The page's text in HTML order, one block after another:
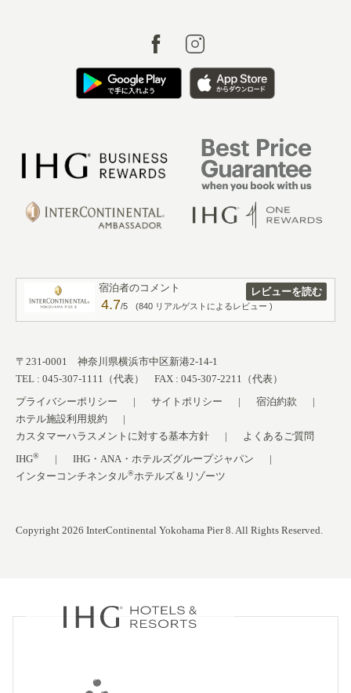
宿泊者のコメント
4.7/5 (840 リアルゲストによるレビュー )
レビューを読む
〒231-0001 神奈川県横浜市中区新港2-14-1
TEL : 045-307-1111（代表） FAX : 045-307-2211（代表）
プライバシーポリシー
サイトポリシー
宿泊約款
ホテル施設利用規約
カスタマーハラスメントに対する基本方針
よくあるご質問
IHG®
IHG・ANA・ホテルズグループジャパン
インターコンチネンタル®ホテルズ＆リゾーツ
Copyright 2026 InterContinental Yokohama Pier 8. All Rights Reserved.